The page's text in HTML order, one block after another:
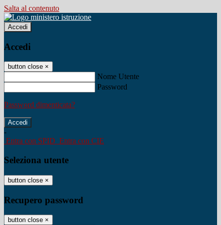
Salta al contenuto
Accedi
Accedi
button close ×
Nome Utente
Password
Password dimenticata?
-
Entra con SPID Entra con CIE
Seleziona utente
button close ×
Recupero password
button close ×